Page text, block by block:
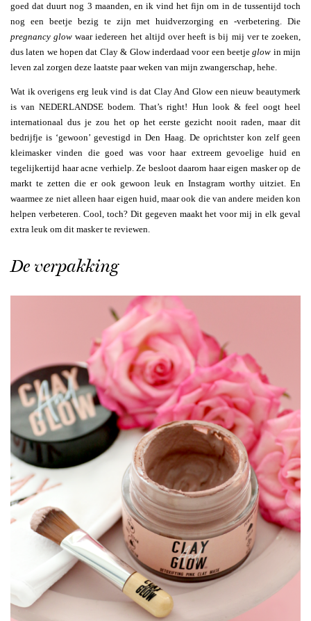
goed dat duurt nog 3 maanden, en ik vind het fijn om in de tussentijd toch
nog een beetje bezig te zijn met huidverzorging en -verbetering. Die
pregnancy glow waar iedereen het altijd over heeft is bij mij ver te zoeken,
dus laten we hopen dat Clay & Glow inderdaad voor een beetjeglow in mijn
leven zal zorgen deze laatste paar weken van mijn zwangerschap, hehe.
Wat ik overigens erg leuk vind is dat Clay And Glow een nieuw beautymerk
is van NEDERLANDSE bodem. That’s right! Hun look & feel oogt heel
internationaal dus je zou het op het eerste gezicht nooit raden, maar dit
bedrijfje is ‘gewoon’ gevestigd in Den Haag. De oprichtster kon zelf geen
kleimasker vinden die goed was voor haar extreem gevoelige huid en
tegelijkertijd haar acne verhielp. Ze besloot daarom haar eigen masker op de
markt te zetten die er ook gewoon leuk en Instagram worthy uitziet. En
waarmee ze niet alleen haar eigen huid, maar ook die van andere meiden kon
helpen verbeteren. Cool, toch? Dit gegeven maakt het voor mij in elk geval
extra leuk om dit masker te reviewen.
De verpakking